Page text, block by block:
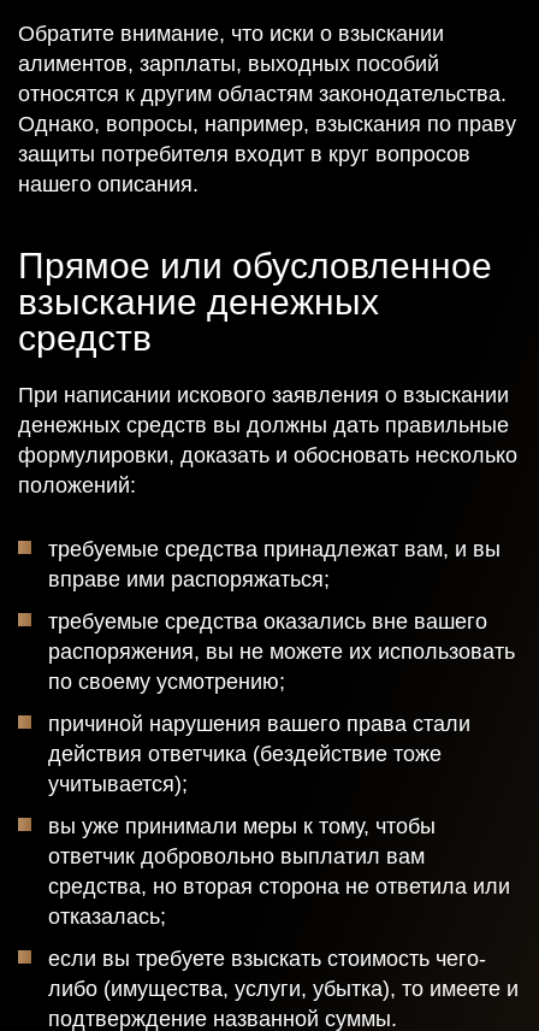
Обратите внимание, что иски о взыскании
алиментов, зарплаты, выходных пособий
относятся к другим областям законодательства.
Однако, вопросы, например, взыскания по праву
защиты потребителя входит в круг вопросов
нашего описания.
Прямое или обусловленное
взыскание денежных
средств
При написании искового заявления о взыскании
денежных средств вы должны дать правильные
формулировки, доказать и обосновать несколько
положений:
требуемые средства принадлежат вам, и вы
вправе ими распоряжаться;
требуемые средства оказались вне вашего
распоряжения, вы не можете их использовать
по своему усмотрению;
причиной нарушения вашего права стали
действия ответчика (бездействие тоже
учитывается);
вы уже принимали меры к тому, чтобы
ответчик добровольно выплатил вам
средства, но вторая сторона не ответила или
отказалась;
если вы требуете взыскать стоимость чего-
либо (имущества, услуги, убытка), то имеете и
подтверждение названной суммы.